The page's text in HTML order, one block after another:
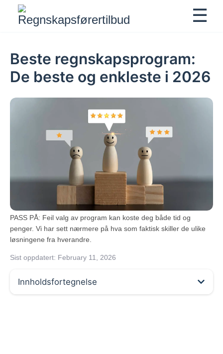
☰
Beste regnskapsprogram:
De beste og enkleste i 2026
PASS PÅ: Feil valg av program kan koste deg både tid og
penger. Vi har sett nærmere på hva som faktisk skiller de ulike
løsningene fra hverandre.
Sist oppdatert: February 11, 2026
Innholdsfortegnelse